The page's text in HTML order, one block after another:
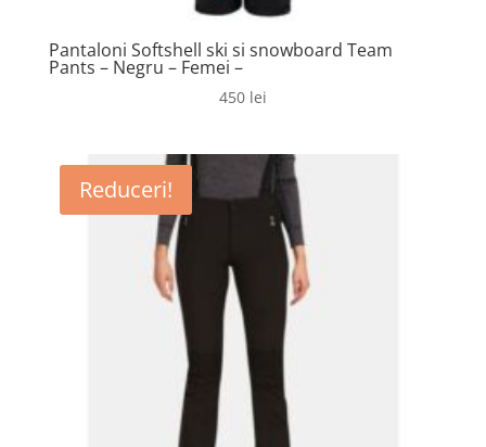
Pantaloni Softshell ski si snowboard Team
Pants – Negru – Femei –
450 lei
Reduceri!